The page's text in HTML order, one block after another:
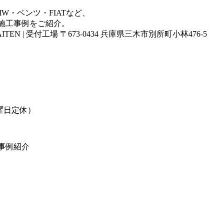
・ベンツ・FIATなど、
工事例をご紹介。
| 受付工場 〒673-0434 兵庫県三木市別所町小林476-5
定休）
例紹介